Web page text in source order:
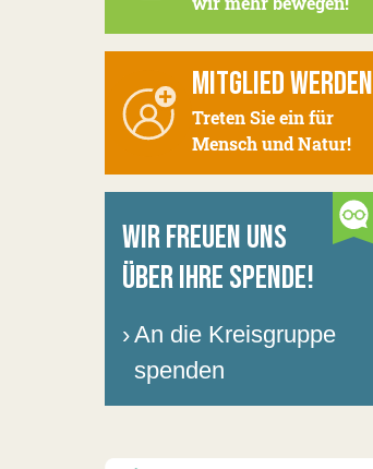
MITGLIED WERDEN
Treten Sie ein für
Mensch und Natur!
WIR FREUEN UNS
ÜBER IHRE SPENDE!
›An die Kreisgruppe
spenden